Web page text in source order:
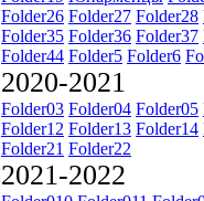
Folder26 Folder27 Folder28
Folder35 Folder36 Folder37
Folder44 Folder5 Folder6
2020-2021
Folder03 Folder04 Folder05
Folder12 Folder13 Folder14
Folder21 Folder22
2021-2022